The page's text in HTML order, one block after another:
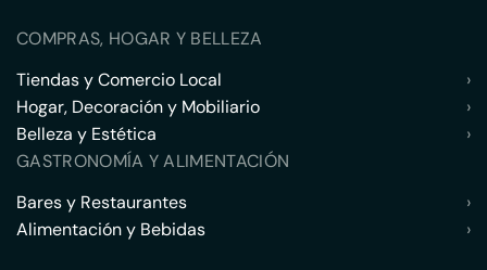
COMPRAS, HOGAR Y BELLEZA
Tiendas y Comercio Local
›
Hogar, Decoración y Mobiliario
›
Belleza y Estética
›
GASTRONOMÍA Y ALIMENTACIÓN
Bares y Restaurantes
›
Alimentación y Bebidas
›